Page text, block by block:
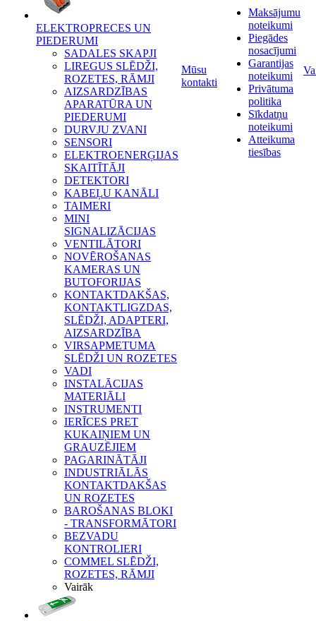
ELEKTROPRECES UN
PIEDERUMI
SADALES SKAPJI
LIREGUS SLĒDŽI,
ROZETES, RĀMJI
AIZSARDZĪBAS
APARATŪRA UN
PIEDERUMI
DURVJU ZVANI
SENSORI
ELEKTROENERĢIJAS
SKAITĪTĀJI
DETEKTORI
KABEĻU KANĀLI
TAIMERI
MINI
SIGNALIZĀCIJAS
VENTILĀTORI
NOVĒROŠANAS
KAMERAS UN
BUTOFORIJAS
KONTAKTDAKŠAS,
KONTAKTLIGZDAS,
SLĒDŽI, ADAPTERI,
AIZSARDZĪBA
VIRSAPMETUMA
SLĒDŽI UN ROZETES
VADI
INSTALĀCIJAS
MATERIĀLI
INSTRUMENTI
IERĪCES PRET
KUKAIŅIEM UN
GRAUZĒJIEM
PAGARINĀTĀJI
INDUSTRIĀLĀS
KONTAKTDAKŠAS
UN ROZETES
BAROŠANAS BLOKI
- TRANSFORMĀTORI
BEZVADU
KONTROLIERI
COMMEL SLĒDŽI,
ROZETES, RĀMJI
Vairāk
Mūsu
kontakti
Maksājumu
noteikumi
Piegādes
nosacījumi
Garantijas
noteikumi
Privātuma
politika
Sīkdatņu
noteikumi
Atteikuma
tiesības